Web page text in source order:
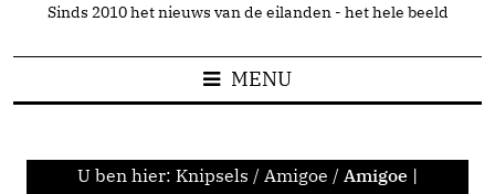
Sinds 2010 het nieuws van de eilanden - het hele beeld
MENU
U ben hier: Knipsels / Amigoe / Amigoe |